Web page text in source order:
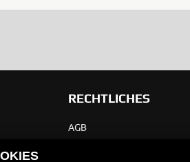
RECHTLICHES
AGB